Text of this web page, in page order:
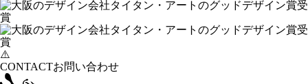
CONTACTお問い合わせ